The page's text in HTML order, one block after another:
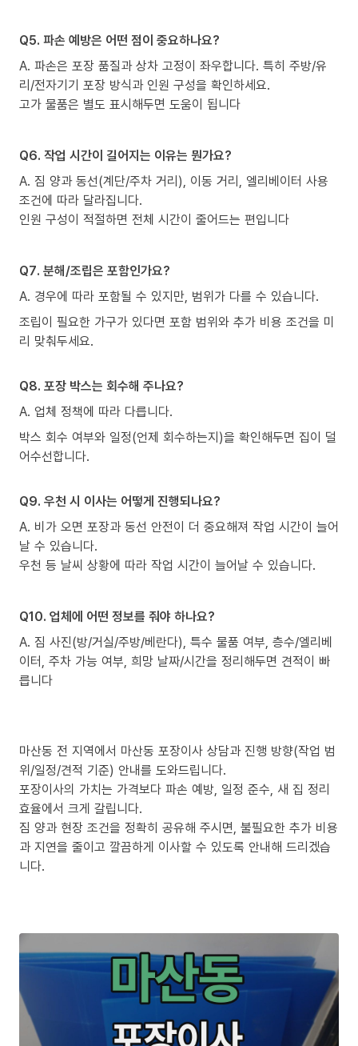
Q5. 파손 예방은 어떤 점이 중요하나요?
A. 파손은 포장 품질과 상차 고정이 좌우합니다. 특히 주방/유
리/전자기기 포장 방식과 인원 구성을 확인하세요.
고가 물품은 별도 표시해두면 도움이 됩니다
Q6. 작업 시간이 길어지는 이유는 뭔가요?
A. 짐 양과 동선(계단/주차 거리), 이동 거리, 엘리베이터 사용
조건에 따라 달라집니다.
인원 구성이 적절하면 전체 시간이 줄어드는 편입니다
Q7. 분해/조립은 포함인가요?
A. 경우에 따라 포함될 수 있지만, 범위가 다를 수 있습니다.
조립이 필요한 가구가 있다면 포함 범위와 추가 비용 조건을 미
리 맞춰두세요.
Q8. 포장 박스는 회수해 주나요?
A. 업체 정책에 따라 다릅니다.
박스 회수 여부와 일정(언제 회수하는지)을 확인해두면 집이 덜
어수선합니다.
Q9. 우천 시 이사는 어떻게 진행되나요?
A. 비가 오면 포장과 동선 안전이 더 중요해져 작업 시간이 늘어
날 수 있습니다.
우천 등 날씨 상황에 따라 작업 시간이 늘어날 수 있습니다.
Q10. 업체에 어떤 정보를 줘야 하나요?
A. 짐 사진(방/거실/주방/베란다), 특수 물품 여부, 층수/엘리베
이터, 주차 가능 여부, 희망 날짜/시간을 정리해두면 견적이 빠
릅니다
마산동 전 지역에서 마산동 포장이사 상담과 진행 방향(작업 범
위/일정/견적 기준) 안내를 도와드립니다.
포장이사의 가치는 가격보다 파손 예방, 일정 준수, 새 집 정리
효율에서 크게 갈립니다.
짐 양과 현장 조건을 정확히 공유해 주시면, 불필요한 추가 비용
과 지연을 줄이고 깔끔하게 이사할 수 있도록 안내해 드리겠습
니다.